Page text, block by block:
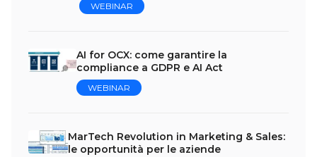
WEBINAR
AI for OCX: come garantire la
compliance a GDPR e AI Act
WEBINAR
MarTech Revolution in Marketing & Sales:
le opportunità per le aziende